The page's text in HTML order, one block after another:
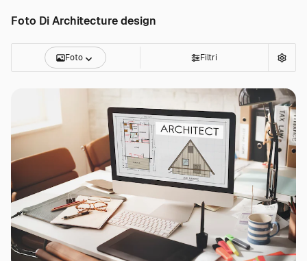
Foto Di Architecture design
Foto Filtri